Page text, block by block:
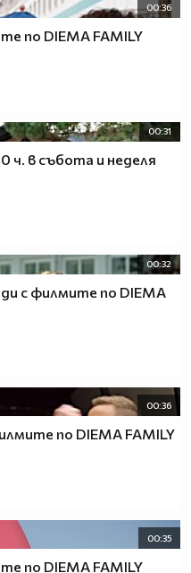
00:36
по DIEMA FAMILY
00:31
ч. в събота и неделя
00:32
с филмите по DIEMA
00:36
по DIEMA FAMILY
00:35
по DIEMA FAMILY